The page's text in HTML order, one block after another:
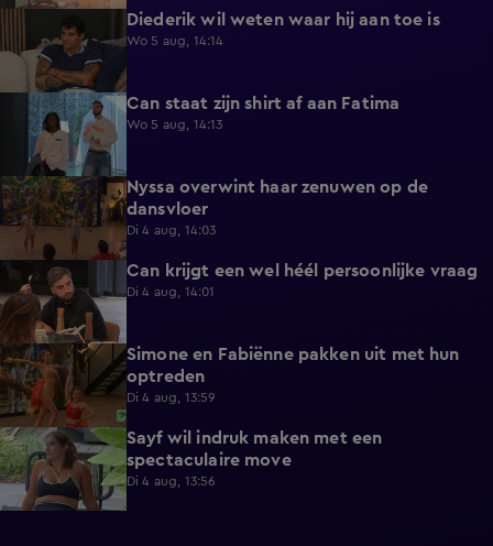
Diederik wil weten waar hij aan toe is
Wo 5 aug, 14:14
Can staat zijn shirt af aan Fatima
Wo 5 aug, 14:13
0:35
Nyssa overwint haar zenuwen op de
dansvloer
Di 4 aug, 14:03
0:34 Can krijgt een wel héél persoonlijke vraag
Di 4 aug, 14:01
0:34
Simone en Fabiënne pakken uit met hun
optreden
Di 4 aug, 13:59
0:41
Sayf wil indruk maken met een
spectaculaire move
Di 4 aug, 13:56